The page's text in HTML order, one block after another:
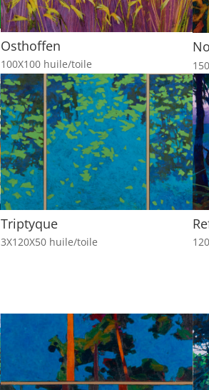
Osthoffen
100X100 huile/toile
Triptyque
3X120X50 huile/toile